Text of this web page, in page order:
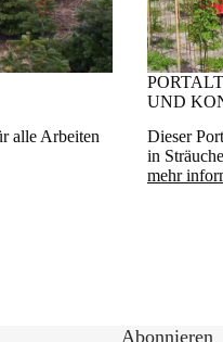
alle Arbeiten
UND
Dieser
in
mehr
Abonnieren